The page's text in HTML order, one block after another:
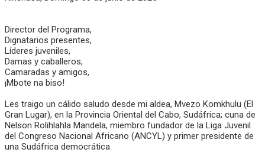
Director del Programa,
Dignatarios presentes,
Líderes juveniles,
Damas y caballeros,
Camaradas y amigos,
¡Mbote na biso!
Les traigo un cálido saludo desde mi aldea, Mvezo Komkhulu (El
Gran Lugar), en la Provincia Oriental del Cabo, Sudáfrica; cuna de
Nelson Rolihlahla Mandela, miembro fundador de la Liga Juvenil
del Congreso Nacional Africano (ANCYL) y primer presidente de
una Sudáfrica democrática.